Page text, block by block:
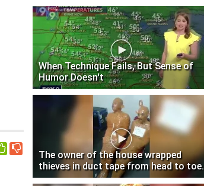
0
When Technique Fails, But Sense of
Humor Doesn't
The owner of the house wrapped
thieves in duct tape from head to toe.